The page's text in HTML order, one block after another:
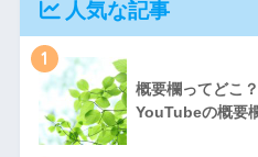
人気な記事
1
概要欄ってどこ
YouTubeの概要